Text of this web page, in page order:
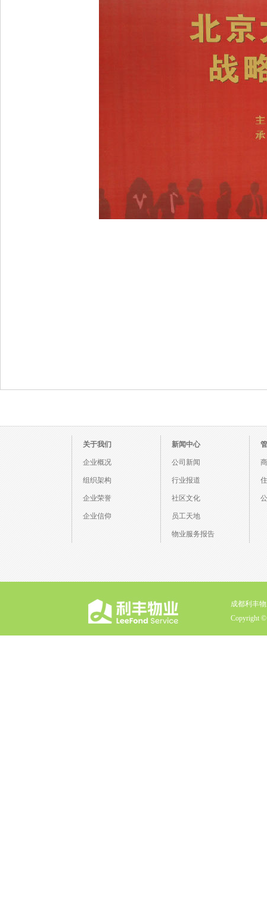
关于我们
企业概况
组织架构
企业荣誉
企业信仰
新闻中心
公司新闻
行业报道
社区文化
员工天地
物业服务报告
成都利丰
Copyright